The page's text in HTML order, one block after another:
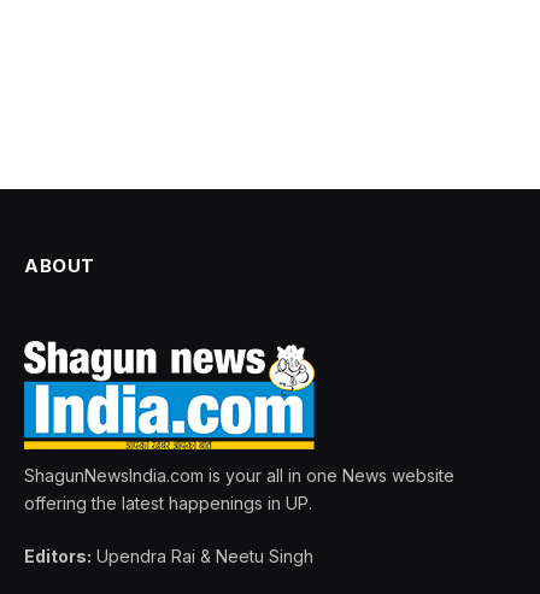
ABOUT
ShagunNewsIndia.com is your all in one News website
offering the latest happenings in UP.
Editors: Upendra Rai & Neetu Singh